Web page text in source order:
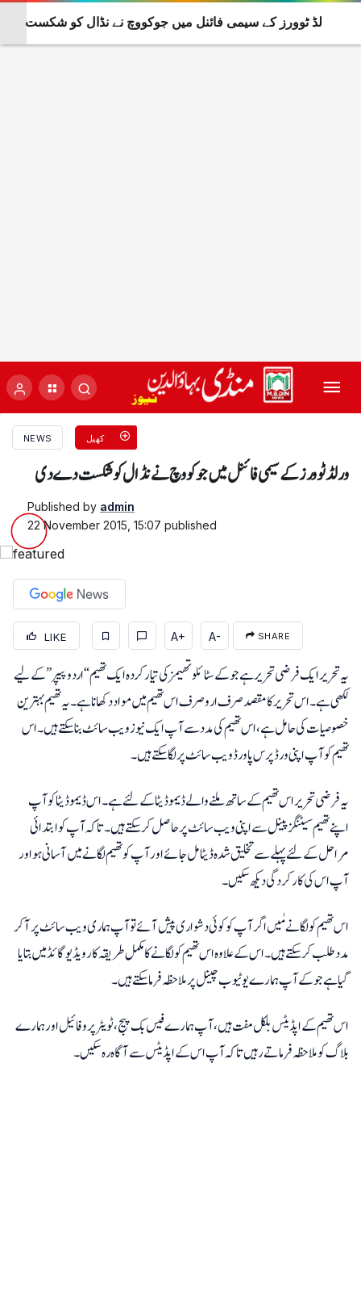
NEWS کھیل
ورلڈ ٹوورز کے سیمی فائنل میں جوکووچ نے نڈال کو شکست دے دی
Published by admin
22 November 2015, 15:07 published
LIKE A+ A- SHARE
یہ تحریر ایک فرضی تحریر ہے جو کے سٹائلو تھیمز کی تیار کردہ ایک تھیم “اردو پیپر” کے لیے
لکھی ہے۔ اس تحریر کا مقصد صرف ارو صرف اس تھیم میں مواد دکھانا ہے۔ یہ تھیم بہترین
خصوصیات کی حامل ہے، اس تھیم کی مدد سے آپ ایک نیوز ویب سائٹ بنا سکتے ہیں۔ اس
تھیم کو آپ اپنی ورڈپرس پاورڈ ویب سائٹ پر لگا سکتے ہیں۔
یہ فرضی تحریر اس تھیم کے ساتھ ملنے والے ڈیمو ڈیٹا کے لئے ہے۔ اس ڈیمو ڈیٹا کو آپ
اپنے تھیم سیٹنگز پینل سے اپنی ویب سائٹ پر حاصل کر سکتے ہیں۔ تاکہ آپ کو ابتدائی
مراحل کے لئے پہلے سے تخلیق شدہ ڈیٹا مل جائے اور آپ کو تھیم لگانے میں آسانی ہو اور
آپ اس کی کارکردگی دیکھ سکیں۔
اس تھیم کو لگانے مٰیں اگر آپ کو کوئی دشواری پیش آئے تو آپ ہماری ویب سائٹ پر آ کر
مدد طلب کر سکتے ہیں۔ اس کے علاوہ اس تھیم کو لگانے کا مکمل طریقہ کار ویڈیو گائڈ میں بتایا
گیا ہے جو کے آپ ہمارے یوٹیوب چینل پر ملاحظہ فرما سکتے ہیں۔
اس تھیم کے اپڈیٹس بلکل مفت ہیں، آپ ہمارے فیس بک پیج، ٹویٹر پروفائیل اور ہمارے
بلاگ کو ملاحظہ فرماتے رہیں تاکہ آپ اس کے اپڈیٹس سے آگاہ رہ سکیں۔
ورلڈ ٹوورز کے سیمی فائنل میں جوکووچ نے نڈال کو شکست